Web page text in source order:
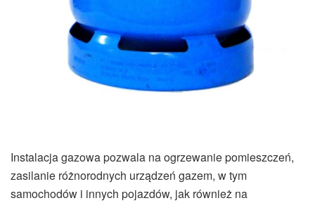
Instalacja gazowa pozwala na ogrzewanie pomieszczeń,
zasilanie różnorodnych urządzeń gazem, w tym
samochodów i innych pojazdów, jak również na